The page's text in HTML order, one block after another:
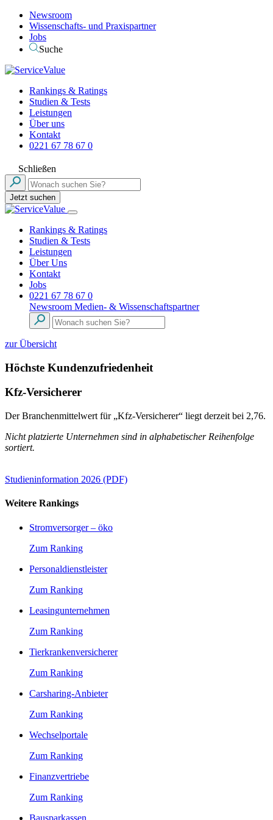
Newsroom
Wissenschafts- und Praxispartner
Jobs
Suche
Rankings & Ratings
Studien & Tests
Leistungen
Über uns
Kontakt
0221 67 78 67 0
Schließen
Jetzt suchen
Rankings & Ratings
Studien & Tests
Leistungen
Über Uns
Kontakt
Jobs
0221 67 78 67 0
Newsroom Medien- & Wissenschaftspartner
zur Übersicht
Höchste Kundenzufriedenheit
Kfz-Versicherer
Der Branchenmittelwert für „Kfz-Versicherer“ liegt derzeit bei 2,76.
Nicht platzierte Unternehmen sind in alphabetischer Reihenfolge
sortiert.
Studieninformation 2026 (PDF)
Weitere Rankings
Stromversorger – öko
Zum Ranking
Personaldienstleister
Zum Ranking
Leasingunternehmen
Zum Ranking
Tierkrankenversicherer
Zum Ranking
Carsharing-Anbieter
Zum Ranking
Wechselportale
Zum Ranking
Finanzvertriebe
Zum Ranking
Bausparkassen